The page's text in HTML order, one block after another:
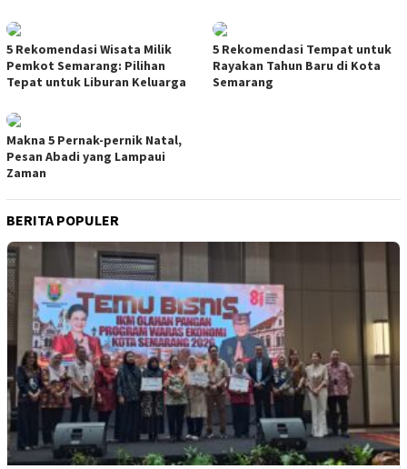
5 Rekomendasi Wisata Milik
Pemkot Semarang: Pilihan
Tepat untuk Liburan Keluarga
5 Rekomendasi Tempat untuk
Rayakan Tahun Baru di Kota
Semarang
Makna 5 Pernak-pernik Natal,
Pesan Abadi yang Lampaui
Zaman
BERITA POPULER